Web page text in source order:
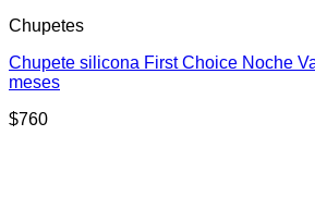
Chupetes
Chupete silicona First Choice Noche
meses
$760